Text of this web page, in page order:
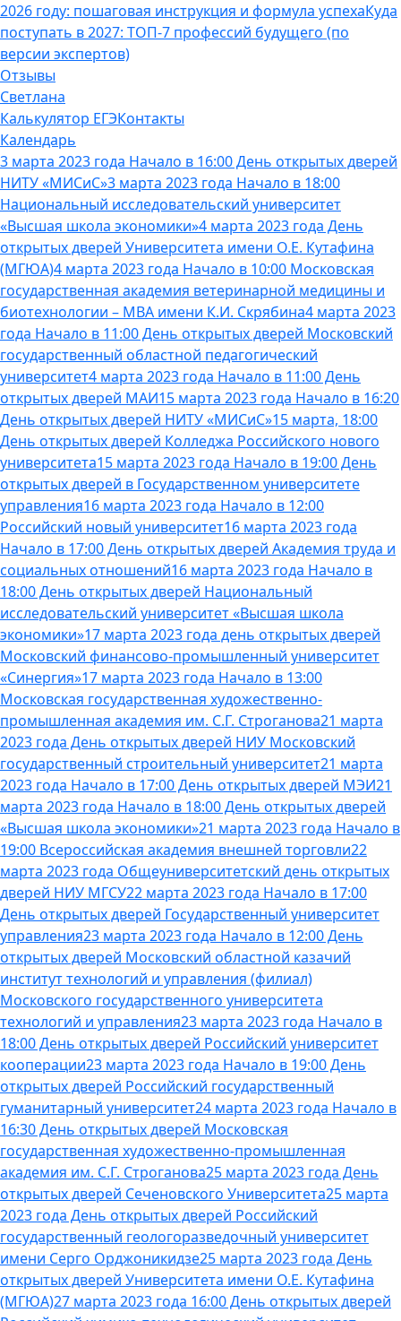
2026 году: пошаговая инструкция и формула успехаКуда
поступать в 2027: ТОП-7 профессий будущего (по
версии экспертов)
Отзывы
Светлана
Калькулятор ЕГЭКонтакты
Календарь
3 марта 2023 года Начало в 16:00 День открытых дверей
НИТУ «МИСиС»3 марта 2023 года Начало в 18:00
Национальный исследовательский университет
«Высшая школа экономики»4 марта 2023 года День
открытых дверей Университета имени О.Е. Кутафина
(МГЮА)4 марта 2023 года Начало в 10:00 Московская
государственная академия ветеринарной медицины и
биотехнологии – МВА имени К.И. Скрябина4 марта 2023
года Начало в 11:00 День открытых дверей Московский
государственный областной педагогический
университет4 марта 2023 года Начало в 11:00 День
открытых дверей МАИ15 марта 2023 года Начало в 16:20
День открытых дверей НИТУ «МИСиС»15 марта, 18:00
День открытых дверей Колледжа Российского нового
университета15 марта 2023 года Начало в 19:00 День
открытых дверей в Государственном университете
управления16 марта 2023 года Начало в 12:00
Российский новый университет16 марта 2023 года
Начало в 17:00 День открытых дверей Академия труда и
социальных отношений16 марта 2023 года Начало в
18:00 День открытых дверей Национальный
исследовательский университет «Высшая школа
экономики»17 марта 2023 года день открытых дверей
Московский финансово-промышленный университет
«Синергия»17 марта 2023 года Начало в 13:00
Московская государственная художественно-
промышленная академия им. С.Г. Строганова21 марта
2023 года День открытых дверей НИУ Московский
государственный строительный университет21 марта
2023 года Начало в 17:00 День открытых дверей МЭИ21
марта 2023 года Начало в 18:00 День открытых дверей
«Высшая школа экономики»21 марта 2023 года Начало в
19:00 Всероссийская академия внешней торговли22
марта 2023 года Общеуниверситетский день открытых
дверей НИУ МГСУ22 марта 2023 года Начало в 17:00
День открытых дверей Государственный университет
управления23 марта 2023 года Начало в 12:00 День
открытых дверей Московский областной казачий
институт технологий и управления (филиал)
Московского государственного университета
технологий и управления23 марта 2023 года Начало в
18:00 День открытых дверей Российский университет
кооперации23 марта 2023 года Начало в 19:00 День
открытых дверей Российский государственный
гуманитарный университет24 марта 2023 года Начало в
16:30 День открытых дверей Московская
государственная художественно-промышленная
академия им. С.Г. Строганова25 марта 2023 года День
открытых дверей Сеченовского Университета25 марта
2023 года День открытых дверей Российский
государственный геологоразведочный университет
имени Серго Орджоникидзе25 марта 2023 года День
открытых дверей Университета имени О.Е. Кутафина
(МГЮА)27 марта 2023 года 16:00 День открытых дверей